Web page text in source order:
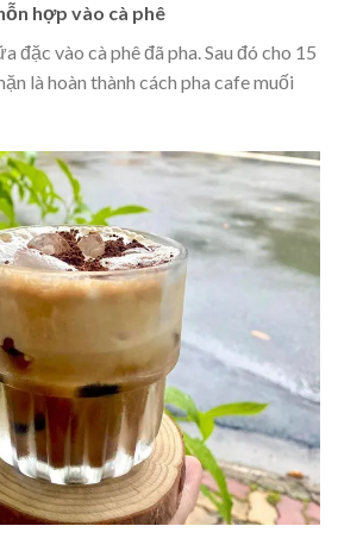
hợp vào cà phê
đặc vào cà phê đã pha. Sau đó cho 15
là hoàn thành cách pha cafe muối